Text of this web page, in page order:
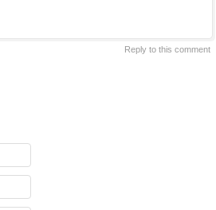
Reply to this comment